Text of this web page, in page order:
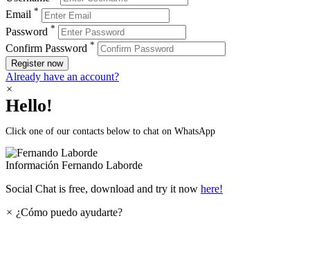
Email *
Password *
Confirm Password *
Register now
Already have an account?
×
Hello!
Click one of our contacts below to chat on WhatsApp
Información Fernando Laborde
Social Chat is free, download and try it now here!
× ¿Cómo puedo ayudarte?